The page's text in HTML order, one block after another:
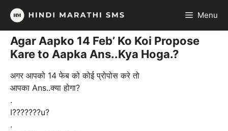
Skip
content
Menu
Agar Aapko 14 Feb’ Ko Koi Propose
Kare to Aapka Ans..Kya Hoga.?
अगर आपको 14 फेब को कोई प्रोपोस करे तो
आपका Ans..क्या होगा?
.
I???????u?
.